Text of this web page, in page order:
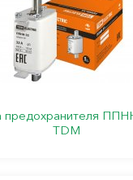
предохранителя
TDM